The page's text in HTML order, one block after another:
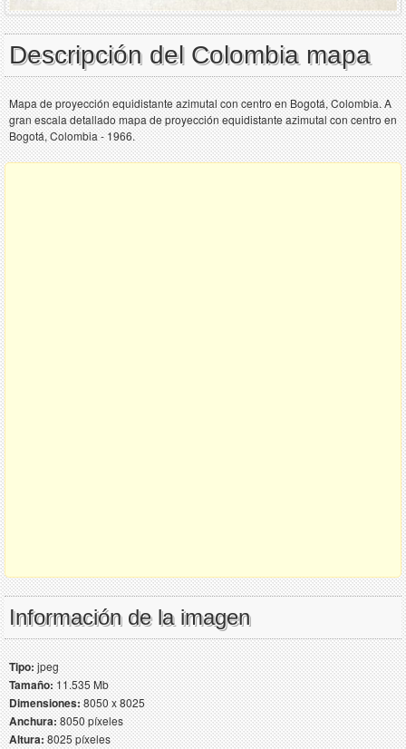
Descripción del Colombia mapa
Mapa de proyección equidistante azimutal con centro en Bogotá, Colombia. A
gran escala detallado mapa de proyección equidistante azimutal con centro en
Bogotá, Colombia - 1966.
Información de la imagen
Tipo:jpeg
Tamaño:11.535 Mb
Dimensiones:8050 x 8025
Anchura:8050 píxeles
Altura:8025 píxeles